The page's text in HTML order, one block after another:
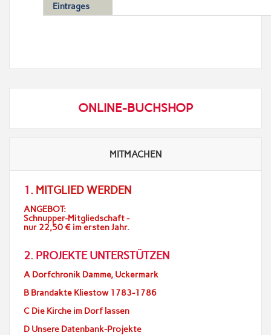
Eintrages
ONLINE-BUCHSHOP
MITMACHEN
1. MITGLIED WERDEN
ANGEBOT:
Schnupper-Mitgliedschaft -
nur 22,50 € im ersten Jahr.
2. PROJEKTE UNTERSTÜTZEN
A Dorfchronik Damme, Uckermark
B Brandakte Kliestow 1783-1786
C Die Kirche im Dorf lassen
D Unsere Datenbank-Projekte